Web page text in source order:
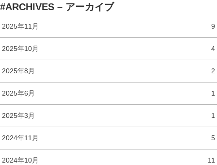
#ARCHIVES – アーカイブ
2025年11月 9
2025年10月 4
2025年8月 2
2025年6月 1
2025年3月 1
2024年11月 5
2024年10月 11